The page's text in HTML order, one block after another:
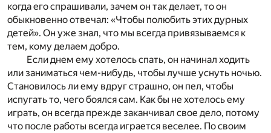
когда его спрашивали, зачем он так делает, то он
обыкновенно отвечал: «Чтобы полюбить этих дурных
детей». Он уже знал, что мы всегда привязываемся к
тем, кому делаем добро.
Если днем ему хотелось спать, он начинал ходить
или заниматься чем-нибудь, чтобы лучше уснуть ночью.
Становилось ли ему вдруг страшно, он пел, чтобы
испугать то, чего боялся сам. Как бы не хотелось ему
играть, он всегда прежде заканчивал свое дело, потому
что после работы всегда играется веселее. По своим